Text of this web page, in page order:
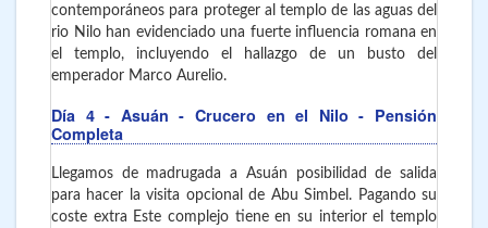
contemporáneos para proteger al templo de las aguas del
rio Nilo han evidenciado una fuerte influencia romana en
el templo, incluyendo el hallazgo de un busto del
emperador Marco Aurelio.
Día 4 - Asuán - Crucero en el Nilo - Pensión
Completa
Llegamos de madrugada a Asuán posibilidad de salida
para hacer la visita opcional de Abu Simbel. Pagando su
coste extra Este complejo tiene en su interior el templo